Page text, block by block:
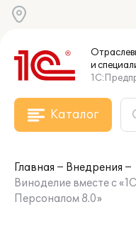
и
Каталог
Главная
Внедрения
Виноделие вместе с
Персоналом 8.0»